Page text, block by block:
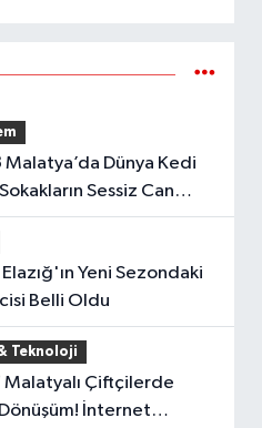
Sessiz Can
Gündemde
Belli Oldu
Teknoloji
İnternet